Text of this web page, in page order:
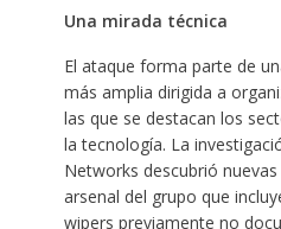
Una mirada técnica
El ataque forma parte de
más amplia dirigida a
las que se destacan los
la tecnología. La
Networks descubrió
arsenal del grupo que
wipers previamente no